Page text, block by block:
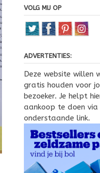
VOLG MIJ OP
ADVERTENTIES:
Deze website willen
gratis houden voor
bezoeker. Je helpt
aankoop te doen via
onderstaande link.